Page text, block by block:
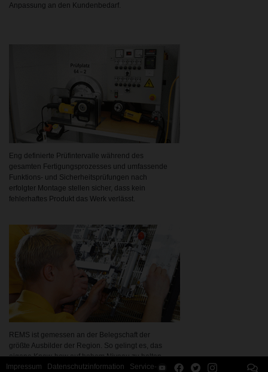
Anpassung an den Kundenbedarf.
Eng definierte Prüfintervalle während des
gesamten Fertigungsprozesses und umfassende
Funktions- und Sicherheitsprüfungen nach
erfolgter Montage stellen sicher, dass kein
fehlerhaftes Produkt das Werk verlässt.
REMS ist gemessen an der Belegschaft der
größte Ausbilder der Region. So gelingt es, das
eigene Know-how auf hohem Niveau zu halten.
Impressum
Datenschutzinformation Service-